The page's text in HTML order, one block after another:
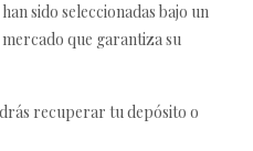
sido seleccionadas bajo un
que garantiza su
recuperar tu depósito o